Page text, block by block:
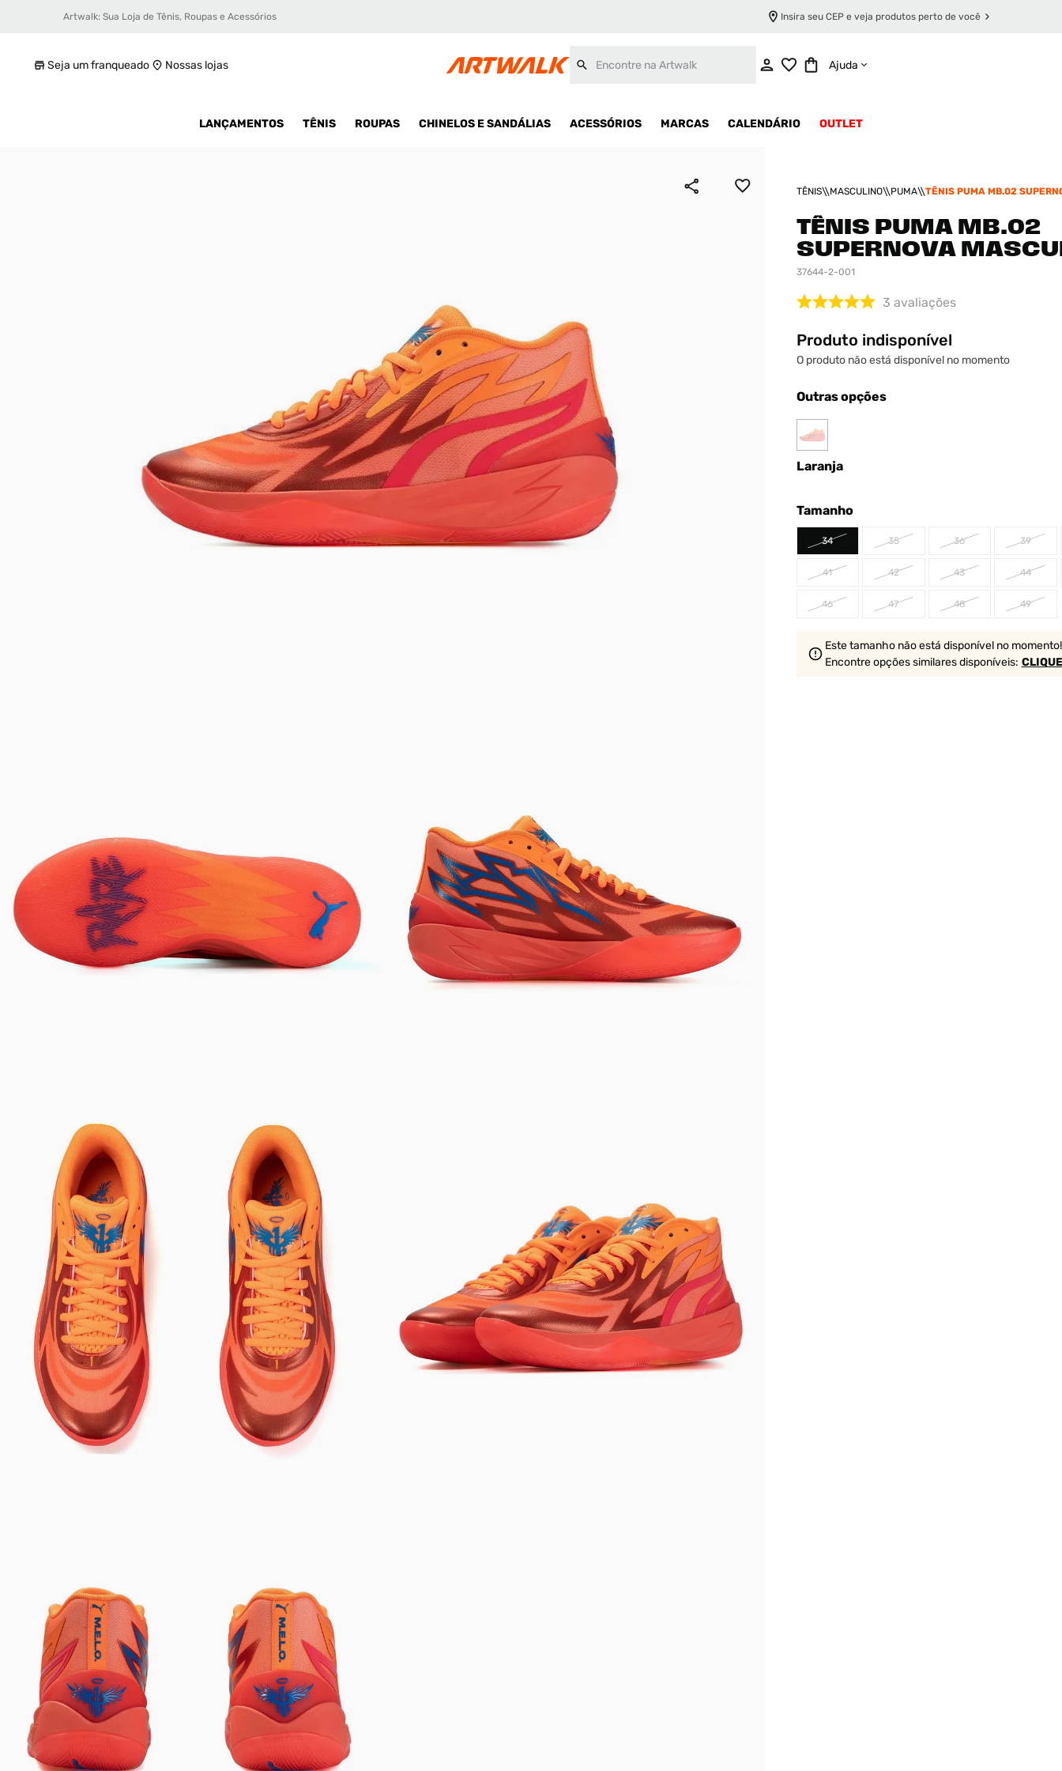
Artwalk: Sua Loja de Tênis, Roupas e Acessórios Insira seu CEP e veja produtos perto de você
Seja um franqueado Nossas lojas Ajuda
LANÇAMENTOS TÊNIS ROUPAS CHINELOS E SANDÁLIAS ACESSÓRIOS MARCAS CALENDÁRIO OUTLET
TÊNIS MASCULINO PUMA
TÊNIS PUMA MB.02
TÊNIS PUMA MB.02
SUPERNOVA
37644-2-001
3 avaliações
Produto indisponível
O produto não está disponível no momento
Outras opções
Laranja
Tamanho
34 35 36 39
41 42 43 44
46 47 48 49
Este tamanho não está disponível no momento!
Encontre opções similaresdisponíveis:
Tênis Puma MB.02 Supernova Masculino